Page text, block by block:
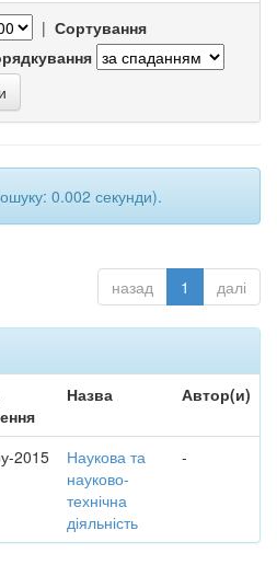
| Сортування
0.002 секунди).
назад 1 далі
Назва Автор(и)
2015
Наукова та
науково-
технічна
діяльність
-